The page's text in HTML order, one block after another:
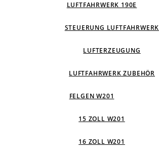
LUFTFAHRWERK 190E
STEUERUNG LUFTFAHRWERK
LUFTERZEUGUNG
LUFTFAHRWERK ZUBEHÖR
FELGEN W201
15 ZOLL W201
16 ZOLL W201